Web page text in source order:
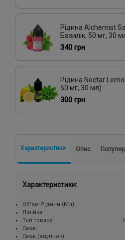
Рідина Alchemist
Базилік, 50 мг, 30
340 грн
Рідина Nectar
50 мг, 30 мл)
300 грн
Характеристики Опис
Характеристики:
Об'єм Рідини (Мл):
Лінійка:
Тип товару:
Смак:
Смак (відтінок):